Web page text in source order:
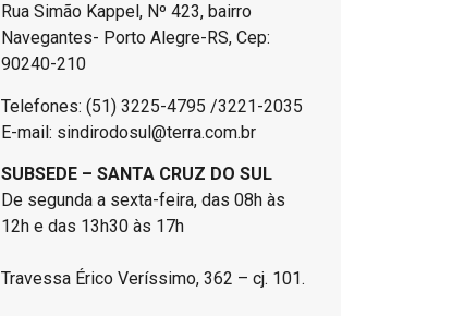
Rua Simão Kappel, Nº 423, bairro
Navegantes- Porto Alegre-RS, Cep:
90240-210
Telefones: (51) 3225-4795 /3221-2035
E-mail: sindirodosul@terra.com.br
SUBSEDE – SANTA CRUZ DO SUL
De segunda a sexta-feira, das 08h às
12h e das 13h30 às 17h
Travessa Érico Veríssimo, 362 – cj. 101.